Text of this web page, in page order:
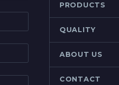
PRODUCTS
QUALITY
ABOUT US
CONTACT